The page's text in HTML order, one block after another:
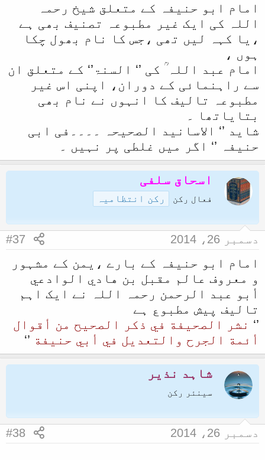
اللہ انہیں اپنی حفاظت میں رکھے۔
آمین
امام ابو حنیفہ کے متعلق شیخ رحمہ
اللہ کی ایک غیر مطبوعہ تصنیف بھی ہے
،یا کہہ لیں تھی ،جس کا نام بھول چکا
ہوں ،
امام عبد اللہ ؒ کی ’‘ السنۃ’‘ کے متعلق ان
سے راہنمائی کے دوران، اپنی اس غیر
مطبوعہ تالیف کا انہوں نے نام بھی
بتایاتھا ۔
شاید ’‘ الاسانید الصحیحہ ۔۔۔۔فی ابی
حنیفہ ’‘ اگر میں غلطی پر نہیں ۔
اسحاق سلفی
فعال رکن رکن انتظامیہ
دسمبر 26، 2014 #37
امام ابو حنیفہ کے بارے ،یمن کے مشہور
و معروف عالم مقبل بن هادي الوادعي
أبو عبد الرحمن رحمہ اللہ نے ایک اہم
تالیف پیش مطبوع ہے
’‘ نشر الصحيفة في ذكر الصحيح من أقوال
أئمة الجرح والتعديل في أبي حنيفة ’‘
شاہد نذیر
سینئر رکن
دسمبر 26، 2014 #38